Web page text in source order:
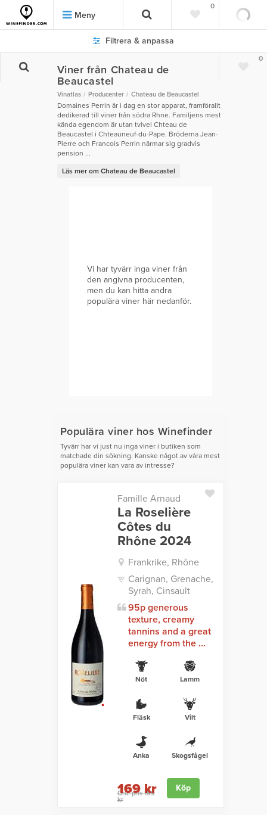
Meny
0
0
Filtrera & anpassa
Viner från Chateau de
Beaucastel
Vinatlas Producenter Chateau de Beaucastel
Domaines Perrin är i dag en stor apparat, framförallt
dedikerad till viner från södra Rhne. Familjens mest
kända egendom är utan tvivel Chteau de
Beaucastel i Chteauneuf-du-Pape. Bröderna Jean-
Pierre och Francois Perrin närmar sig gradvis
pension ...
Läs mer om Chateau de Beaucastel
Vi har tyvärr inga viner från
den angivna producenten,
men du kan hitta andra
populära viner här nedanför.
Populära viner hos Winefinder
Tyvärr har vi just nu inga viner i butiken som
matchade din sökning. Kanske något av våra mest
populära viner kan vara av intresse?
Famille Arnaud
La Roselière
Côtes du
Rhône 2024
Frankrike, Rhône
Carignan, Grenache,
Syrah, Cinsault
95p generous
texture, creamy
tannins and a great
energy from the ...
Nöt Lamm
Fläsk Vilt
Anka Skogsfågel
Ord. pris 199
kr
169 kr Köp